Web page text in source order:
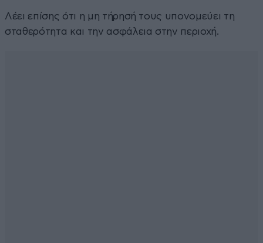
Λέει επίσης ότι η μη τήρησή τους υπονομεύει τη
σταθερότητα και την ασφάλεια στην περιοχή.